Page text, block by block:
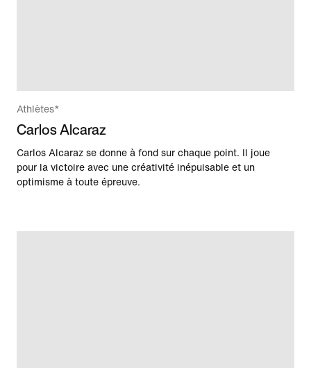
Athlètes*
Carlos Alcaraz
Carlos Alcaraz se donne à fond sur chaque point. Il joue
pour la victoire avec une créativité inépuisable et un
optimisme à toute épreuve.